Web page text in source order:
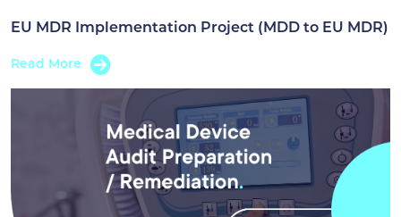
EU MDR Implementation Project (MDD to EU MDR)
Read More